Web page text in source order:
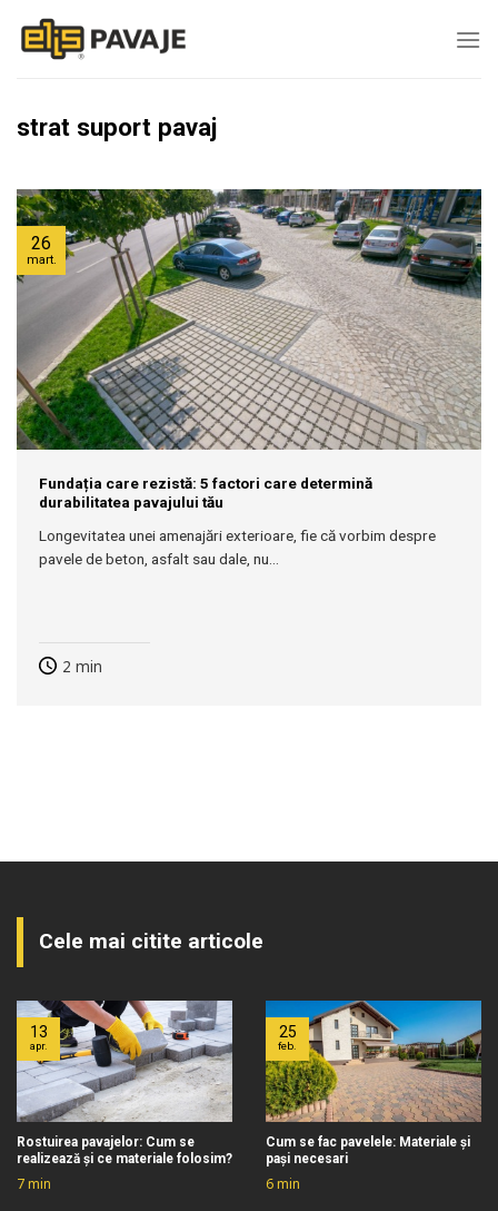
strat suport pavaj
Fundația care rezistă: 5 factori care determină
durabilitatea pavajului tău
Longevitatea unei amenajări exterioare, fie că vorbim despre
pavele de beton, asfalt sau dale, nu...
2 min
26
mart.
Cele mai citite articole
Rostuirea pavajelor: Cum se
realizează și ce materiale folosim?
7min
13
apr.
Cum se fac pavelele: Materiale și
pași necesari
6min
25
feb.